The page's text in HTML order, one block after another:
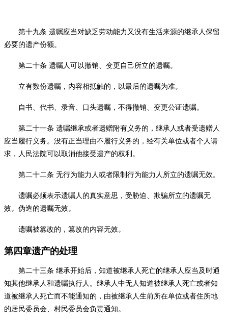
第十九条 遗嘱应当对缺乏劳动能力又没有生活来源的继承人保留
必要的遗产份额。
第二十条 遗嘱人可以撤销、变更自己所立的遗嘱。
立有数份遗嘱，内容相抵触的，以最后的遗嘱为准。
自书、代书、录音、口头遗嘱，不得撤销、变更公证遗嘱。
第二十一条 遗嘱继承或者遗赠附有义务的，继承人或者受遗赠人
应当履行义务。没有正当理由不履行义务的，经有关单位或者个人请
求，人民法院可以取消他接受遗产的权利。
第二十二条 无行为能力人或者限制行为能力人所立的遗嘱无效。
遗嘱必须表示遗嘱人的真实意思，受胁迫、欺骗所立的遗嘱无
效。伪造的遗嘱无效。
遗嘱被篡改的，篡改的内容无效。
第四章遗产的处理
第二十三条 继承开始后，知道被继承人死亡的继承人应当及时通
知其他继承人和遗嘱执行人。继承人中无人知道被继承人死亡或者知
道被继承人死亡而不能通知的，由被继承人生前所在单位或者住所地
的居民委员会、村民委员会负责通知。